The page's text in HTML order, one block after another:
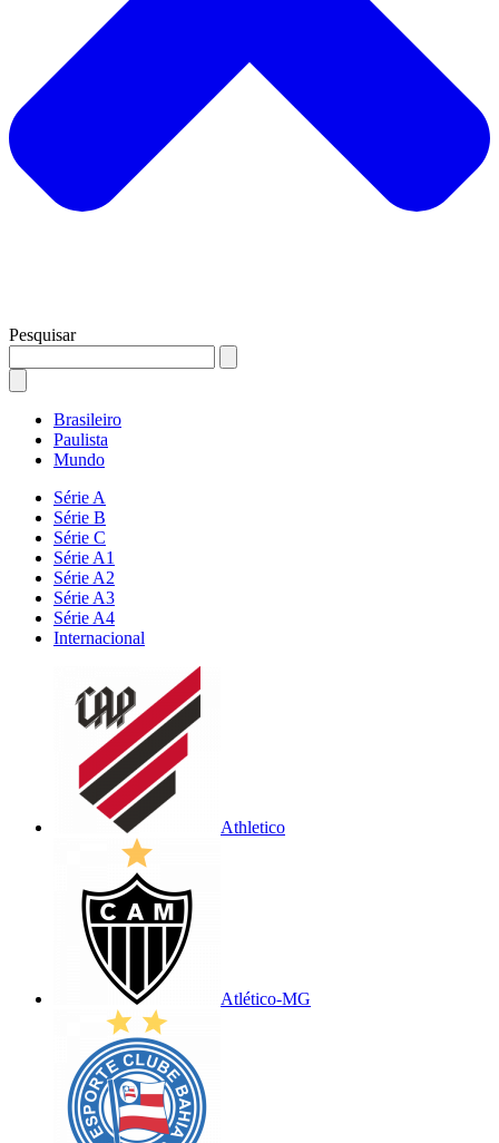
Pesquisar
Brasileiro
Paulista
Mundo
Série A
Série B
Série C
Série A1
Série A2
Série A3
Série A4
Internacional
Athletico
Atlético-MG